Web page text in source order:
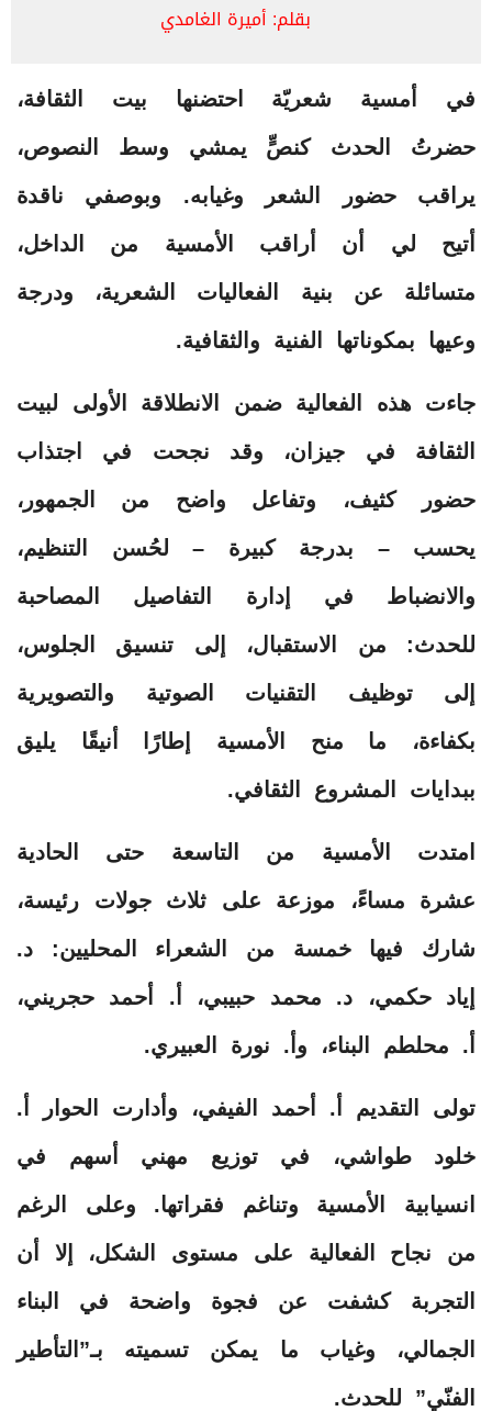
بقلم: أميرة الغامدي
في أمسية شعريّة احتضنها بيت الثقافة،
حضرتُ الحدث كنصٍّ يمشي وسط النصوص،
يراقب حضور الشعر وغيابه. وبوصفي ناقدة
أتيح لي أن أراقب الأمسية من الداخل،
متسائلة عن بنية الفعاليات الشعرية، ودرجة
وعيها بمكوناتها الفنية والثقافية.
جاءت هذه الفعالية ضمن الانطلاقة الأولى لبيت
الثقافة في جيزان، وقد نجحت في اجتذاب
حضور كثيف، وتفاعل واضح من الجمهور،
يحسب – بدرجة كبيرة – لحُسن التنظيم،
والانضباط في إدارة التفاصيل المصاحبة
للحدث: من الاستقبال، إلى تنسيق الجلوس،
إلى توظيف التقنيات الصوتية والتصويرية
بكفاءة، ما منح الأمسية إطارًا أنيقًا يليق
ببدايات المشروع الثقافي.
امتدت الأمسية من التاسعة حتى الحادية
عشرة مساءً، موزعة على ثلاث جولات رئيسة،
شارك فيها خمسة من الشعراء المحليين: د.
إياد حكمي، د. محمد حبيبي، أ. أحمد حجريني،
أ. محلطم البناء، وأ. نورة العبيري.
تولى التقديم أ. أحمد الفيفي، وأدارت الحوار أ.
خلود طواشي، في توزيع مهني أسهم في
انسيابية الأمسية وتناغم فقراتها. وعلى الرغم
من نجاح الفعالية على مستوى الشكل، إلا أن
التجربة كشفت عن فجوة واضحة في البناء
الجمالي، وغياب ما يمكن تسميته بـ”التأطير
الفنّي” للحدث.